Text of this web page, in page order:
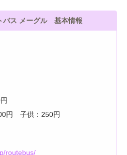
バス メーグル 基本情報
円 子供：250円
routebus/